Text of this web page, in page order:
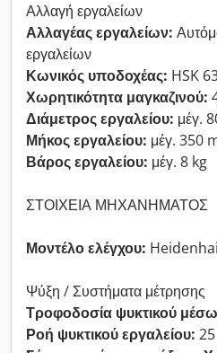
Αλλαγή εργαλείων
Αλλαγέας εργαλείων:
εργαλείων
Κωνικός υποδοχέας: HSK
Χωρητικότητα μαγκαζινού:
Διάμετρος εργαλείου: μέγ.
Μήκος εργαλείου: μέγ. 350
Βάρος εργαλείου: μέγ. 8 kg
ΣΤΟΙΧΕΙΑ ΜΗΧΑΝΗΜΑΤΟΣ
Μοντέλο ελέγχου:
Ψύξη / Συστήματα μέτρησης
Τροφοδοσία ψυκτικού
Ροή ψυκτικού εργαλείου: